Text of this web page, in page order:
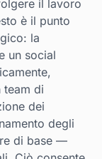
il lavoro
è il punto
la
un social
team di
dei
degli
di base —